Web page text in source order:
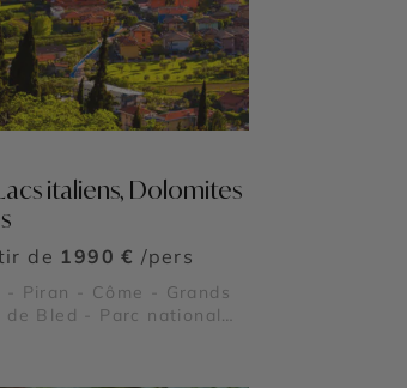
italiens, Dolomites
de 1990 € /pers
Piran - Côme - Grands
Bled - Parc national